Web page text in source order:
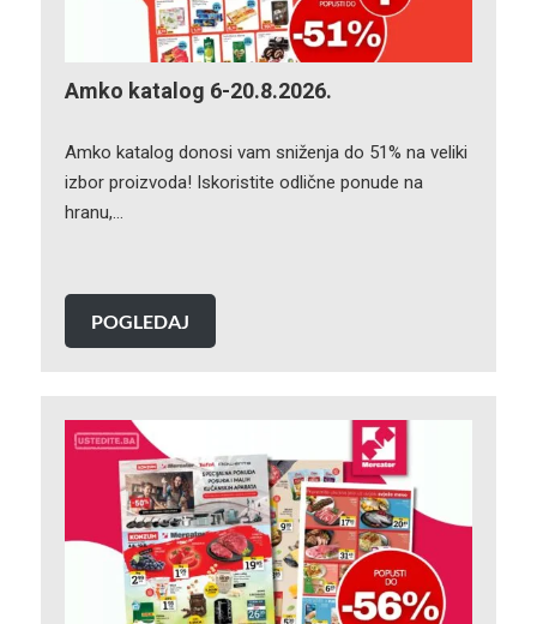
Amko katalog 6-20.8.2026.
Amko katalog donosi vam sniženja do 51% na veliki
izbor proizvoda! Iskoristite odlične ponude na
hranu,…
POGLEDAJ